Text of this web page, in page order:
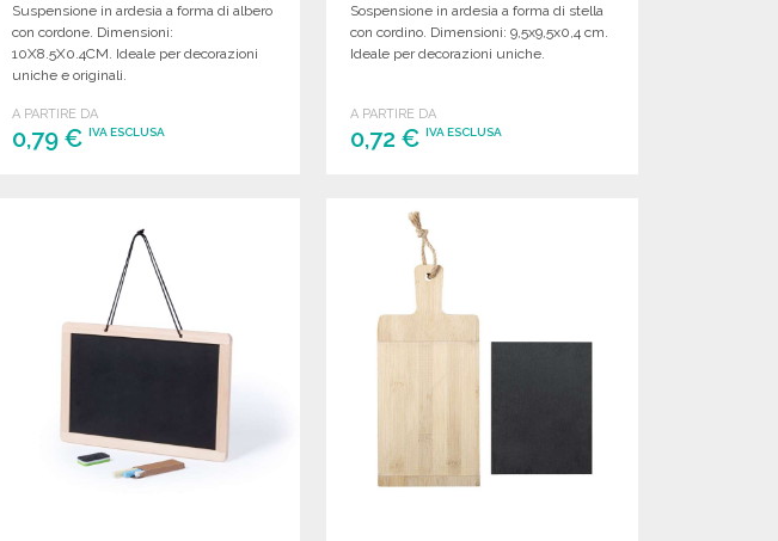
Suspensione in ardesia a forma di albero
con cordone. Dimensioni:
10X8.5X0.4CM. Ideale per decorazioni
uniche e originali.
A PARTIRE DA
0,79 €IVA ESCLUSA
Richiedi un preventivo
Sospensione in ardesia a forma di stella
con cordino. Dimensioni: 9,5x9,5x0,4 cm.
Ideale per decorazioni uniche.
A PARTIRE DA
0,72 €IVA ESCLUSA
Richiedi un preventivo